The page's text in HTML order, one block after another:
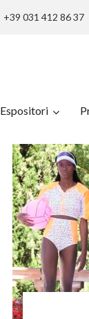
+39 031 412 86 37
Espositori